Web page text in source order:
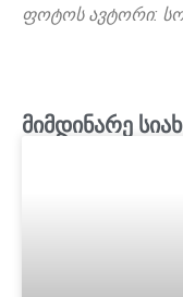
ფოტოს ავტორი:
მიმდინარე